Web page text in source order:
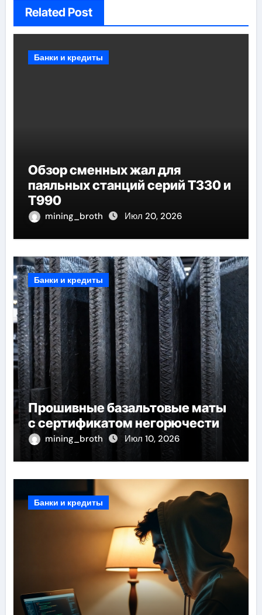
Related Post
Банки и кредиты
Обзор сменных жал для
паяльных станций серий T330 и
T990
mining_broth Июл 20, 2026
Банки и кредиты
Прошивные базальтовые маты
с сертификатом негорючести
mining_broth Июл 10, 2026
Банки и кредиты